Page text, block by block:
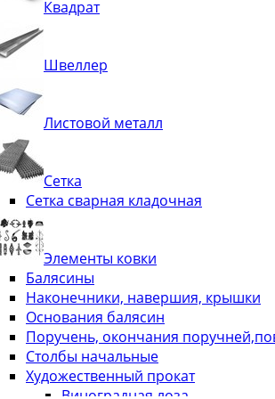
Квадрат
Швеллер
Листовой металл
Сетка
Сетка сварная кладочная
Элементы ковки
Балясины
Наконечники, навершия, крышки
Основания балясин
Поручень, окончания
Столбы начальные
Художественный прокат